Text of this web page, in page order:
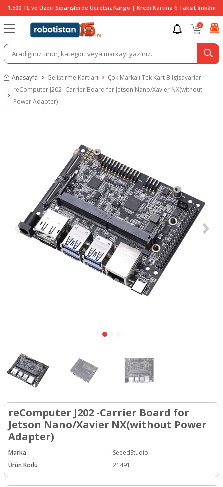
1.500 TL ve Üzeri Siparişlerde Ücretsiz Kargo | Kredi Kartına 6 Taksit İmkânı
0
Anasayfa Geliştirme Kartları
Çok Markalı Tek Kart Bilgisayarlar
reComputer J202 -Carrier Board for Jetson Nano/Xavier NX(without
Power Adapter)
reComputer J202 -Carrier Board for
Jetson Nano/Xavier NX(without Power
Adapter)
Marka : SeeedStudio
Ürün Kodu
: 21491